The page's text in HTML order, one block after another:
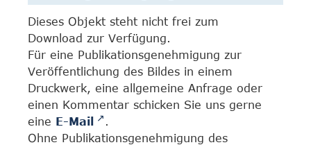
Dieses Objekt steht nicht frei zum
Download zur Verfügung.
Für eine Publikationsgenehmigung zur
Veröffentlichung des Bildes in einem
Druckwerk, eine allgemeine Anfrage oder
einen Kommentar schicken Sie uns gerne
eine E-Mail
.
Ohne Publikationsgenehmigung des